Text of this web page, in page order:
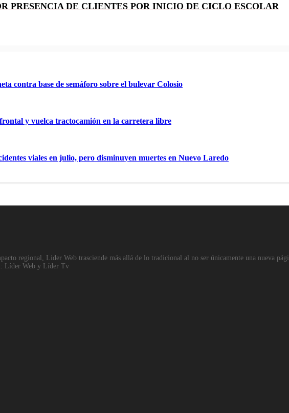
PRESENCIA DE CLIENTES POR INICIO DE CICLO ESCOLAR
contra base de semáforo sobre el bulevar Colosio
y vuelca tractocamión en la carretera libre
viales en julio, pero disminuyen muertes en Nuevo Laredo
regional, Lider Web trasciende más allá de lo tradicional al no ser únicamente una nueva
Líder Web y Líder Tv